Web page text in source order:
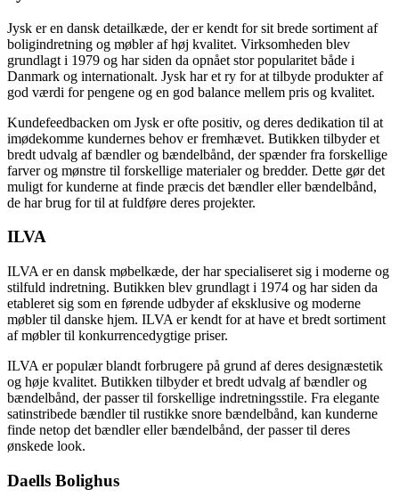
Jysk er en dansk detailkæde, der er kendt for sit brede sortiment af
boligindretning og møbler af høj kvalitet. Virksomheden blev
grundlagt i 1979 og har siden da opnået stor popularitet både i
Danmark og internationalt. Jysk har et ry for at tilbyde produkter af
god værdi for pengene og en god balance mellem pris og kvalitet.
Kundefeedbacken om Jysk er ofte positiv, og deres dedikation til at
imødekomme kundernes behov er fremhævet. Butikken tilbyder et
bredt udvalg af bændler og bændelbånd, der spænder fra forskellige
farver og mønstre til forskellige materialer og bredder. Dette gør det
muligt for kunderne at finde præcis det bændler eller bændelbånd,
de har brug for til at fuldføre deres projekter.
ILVA
ILVA er en dansk møbelkæde, der har specialiseret sig i moderne og
stilfuld indretning. Butikken blev grundlagt i 1974 og har siden da
etableret sig som en førende udbyder af eksklusive og moderne
møbler til danske hjem. ILVA er kendt for at have et bredt sortiment
af møbler til konkurrencedygtige priser.
ILVA er populær blandt forbrugere på grund af deres designæstetik
og høje kvalitet. Butikken tilbyder et bredt udvalg af bændler og
bændelbånd, der passer til forskellige indretningsstile. Fra elegante
satinstribede bændler til rustikke snore bændelbånd, kan kunderne
finde netop det bændler eller bændelbånd, der passer til deres
ønskede look.
Daells Bolighus